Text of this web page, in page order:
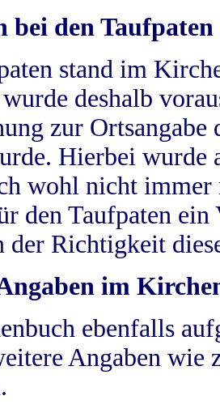
bei den Taufpaten
stand im
deshalb
zur
Hierbei wurde
wohl nicht
den Taufpaten
der Richtigkeit
im
ebenfalls
Angaben wie